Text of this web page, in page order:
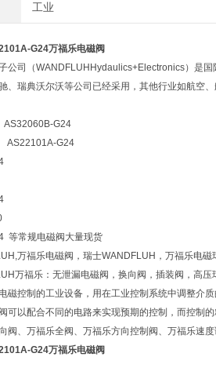
工业
G24万福乐电磁阀
公司（WANDFLUHHydaulics+Electronics）是
、瑞典沃尔沃等公司已经采用，其他行业如航空
G24
G24
常规电磁阀大量现货
万福乐电磁阀，瑞士WANDFLUH，万福乐电
万福乐：无泄漏电磁阀，换向阀，插装阀，高压
磁控制的工业设备，用在工业控制系统中调整介
可以配合不同的电路来实现预期的控制，而控制
阀、万福乐全阀、万福乐方向控制阀、万福乐速度
G24万福乐电磁阀